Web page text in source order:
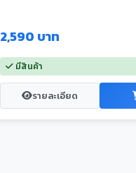
2,590 บาท
มีสินค้า
รายละเอียด